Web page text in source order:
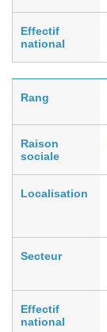
Effectif
national
Rang
Raison
sociale
Localisation
Secteur
Effectif
national